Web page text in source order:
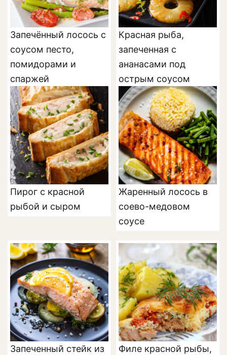
Запечённый лосось с
соусом песто,
помидорами и
спаржей
Красная рыба,
запеченная с
ананасами под
острым соусом
Пирог с красной
рыбой и сыром
Жаренный лосось в
соево-медовом
соусе
Запеченный стейк из
Филе красной рыбы,